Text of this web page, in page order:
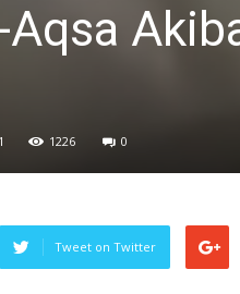
Aqsa
1226 0
Tweet on Twitter